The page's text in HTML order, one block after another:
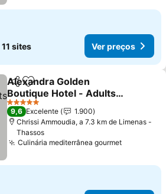
11 sites Ver preços
PartilharAdicionar aos favoritos
Alexandra Golden
Boutique Hotel - Adults
Only
5 Estrelas
9,6 Excelente
1.900
Chrissi Ammoudia, a 7.3 km de Limenas -
Thassos
Culinária mediterrânea gourmet